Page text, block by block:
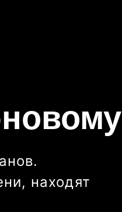
находят